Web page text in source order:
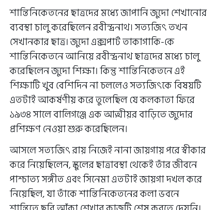
শান্তিনিকেতনের ছাত্রদের মধ্যে জাপানি জুদো শেখানোর
ব্যবস্থা চালু করেছিলেন রবীন্দ্রনাথ। সত্যজিৎ তখন
সেখানকার ছাত্র। জুদো এক্সপার্ট তাকাগাকি-কে
শান্তিনিকেতনে আনিয়ে রবীন্দ্রনাথ ছাত্রদের মধ্যে চালু
করেছিলেন জুদো শিক্ষা। কিন্তু শান্তিনিকেতনে এই
শিক্ষাটি খুব বেশিদিন না চললেও সত্যজিৎকে বিষয়টি
এতটাই আকর্ষণীয় করে তুলেছিল যে কলকাতা ফিরে
১৯৩৪ সালে বালিগঞ্জে এক আত্মীয়র বাড়িতে জুদোর
প্রশিক্ষণ নেওয়া শুরু করেছিলেন।
আসলে সত্যজিৎ রায় নিজেই নানা জায়গায় পরে স্বীকার
করে নিয়েছিলেন, স্কুলের ছাত্রাবস্থা থেকেই তাঁর জীবনে
পাশ্চাত্য সঙ্গীত এবং সিনেমা এতটাই জায়গা দখল করে
নিয়েছিল, যা তাঁকে শান্তিনিকেতনের কলা ভবনে